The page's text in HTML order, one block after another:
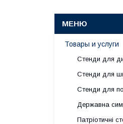
Товары и услуги
Стенди для
Стенди для
Стенди для
Державна
Патріотичні